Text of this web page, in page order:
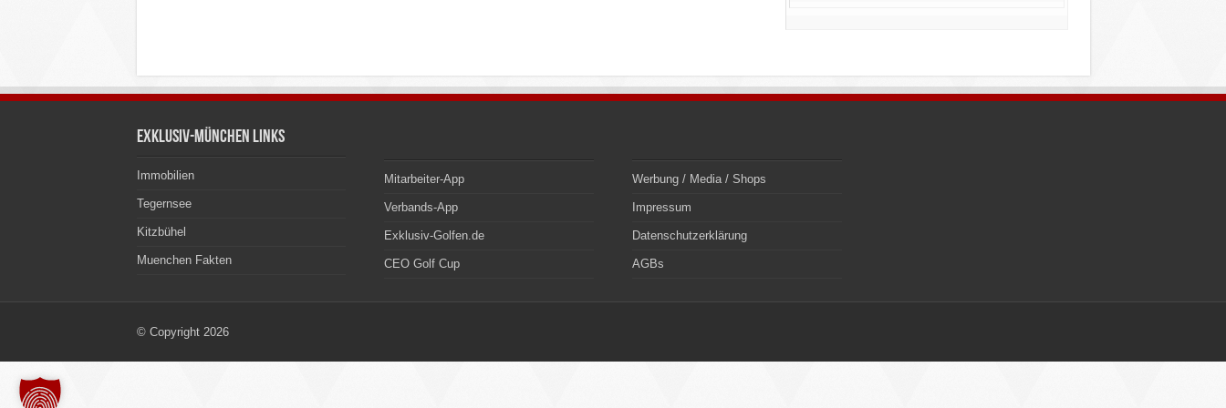
Exklusiv-München Links
Immobilien
Tegernsee
Kitzbühel
Muenchen Fakten
Mitarbeiter-App
Verbands-App
Exklusiv-Golfen.de
CEO Golf Cup
Werbung / Media / Shops
Impressum
Datenschutzerklärung
AGBs
© Copyright 2026